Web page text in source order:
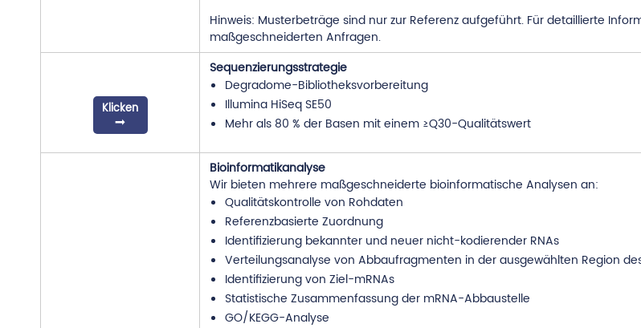
Hinweis: Musterbeträge sind nur zur Referenz aufgeführt. Für detaillierte
maßgeschneiderten Anfragen.
Klicken
Sequenzierungsstrategie
Degradome-Bibliotheksvorbereitung
Illumina HiSeq SE50
Mehr als 80 % der Basen mit einem ≥Q30-Qualitätswert
Bioinformatikanalyse
Wir bieten mehrere maßgeschneiderte bioinformatische Analysen an:
Qualitätskontrolle von Rohdaten
Referenzbasierte Zuordnung
Identifizierung bekannter und neuer nicht-kodierender RNAs
Verteilungsanalyse von Abbaufragmenten in der ausgewählten Region
Identifizierung von Ziel-mRNAs
Statistische Zusammenfassung der mRNA-Abbaustelle
GO/KEGG-Analyse